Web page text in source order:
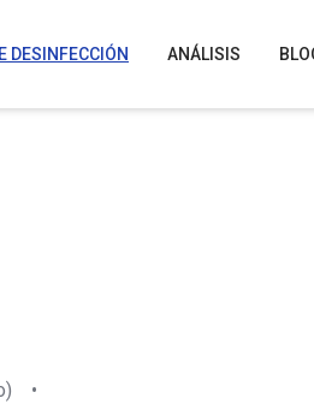
DESINFECCIÓN ANÁLISIS
•